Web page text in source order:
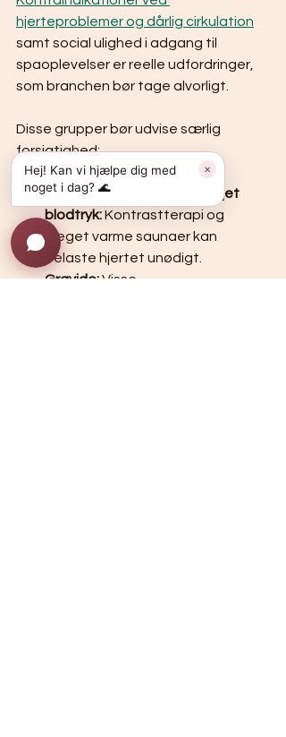
hjerteproblemer og dårlig cirkulation
samt social ulighed i adgang til
spaoplevelser er reelle udfordringer,
som branchen bør tage alvorligt.
Disse grupper bør udvise særlig
forsigtighed:
Hjerteproblemer eller forhøjet
blodtryk: Kontrastterapi og
meget varme saunaer kan
belaste hjertet unødigt.
Gravide: Visse
Hej! Kan vi hjælpe dig med
noget i dag? 🌊
✕